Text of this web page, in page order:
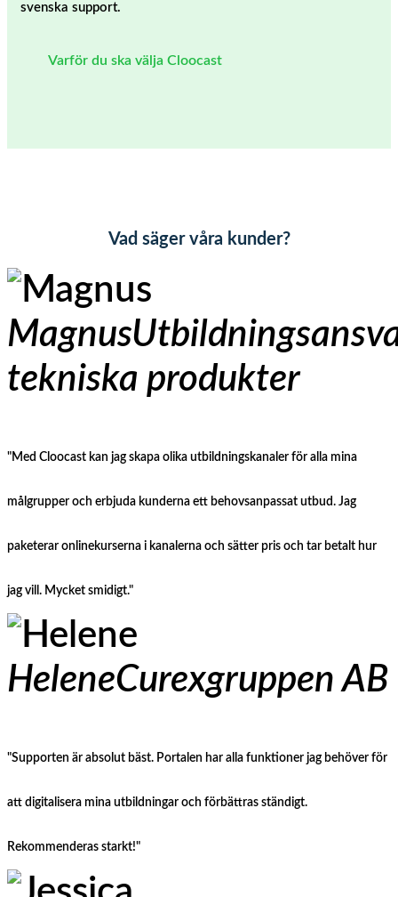
svenska support.
Varför du ska välja Cloocast
Vad säger våra kunder?
Magnus
tekniska produkter
"Med Cloocast kan jag skapa olika utbildningskanaler för alla mina
målgrupper och erbjuda kunderna ett behovsanpassat utbud. Jag
paketerar onlinekurserna i kanalerna och sätter pris och tar betalt hur
jag vill. Mycket smidigt."
HeleneCurexgruppen AB
"Supporten är absolut bäst. Portalen har alla funktioner jag behöver för
att digitalisera mina utbildningar och förbättras ständigt.
Rekommenderas starkt!"